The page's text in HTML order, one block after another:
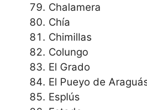
Chalamera
Chía
Chimillas
Colungo
El Grado
El Pueyo de
Esplús